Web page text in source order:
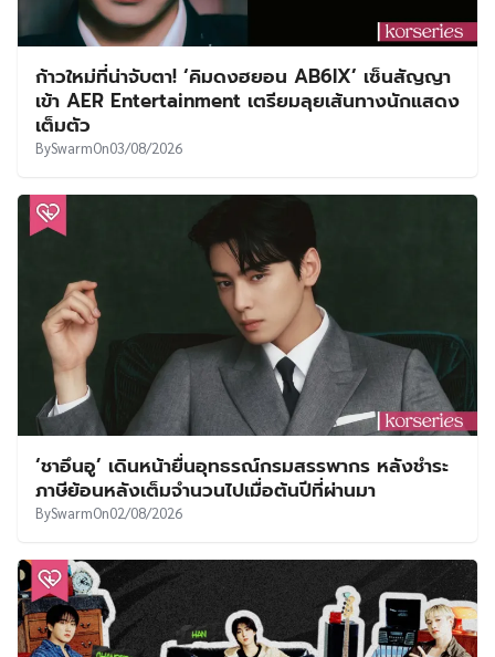
ก้าวใหม่ที่น่าจับตา! ‘คิมดงฮยอน AB6IX’ เซ็นสัญญา
เข้า AER Entertainment เตรียมลุยเส้นทางนักแสดง
เต็มตัว
BySwarmOn03/08/2026
‘ชาอึนอู’ เดินหน้ายื่นอุทธรณ์กรมสรรพากร หลังชำระ
ภาษีย้อนหลังเต็มจำนวนไปเมื่อต้นปีที่ผ่านมา
BySwarmOn02/08/2026